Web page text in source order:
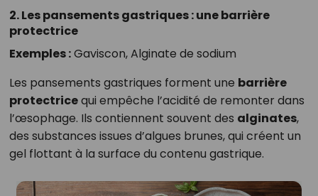
2. Les pansements gastriques : une barrière
protectrice
Exemples :Gaviscon, Alginate de sodium
Les pansements gastriques forment une barrière
protectricequi empêche l’acidité de remonter dans
l’œsophage. Ils contiennent souvent des alginates,
des substances issues d’algues brunes, qui créent un
gel flottant à la surface du contenu gastrique.